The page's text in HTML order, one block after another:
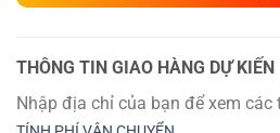
THÔNG TIN GIAO HÀNG DỰ KIẾN
Nhập địa chỉ của bạn để xem các